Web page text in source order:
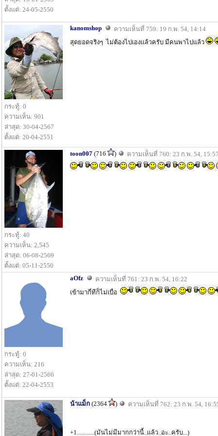
ตั้งแต่: 24-05-2550
กระทู้: 0
ความเห็น: 901
ล่าสุด: 30-04-2567
ตั้งแต่: 20-04-2551
kanomshop
ความเห็นที่ 759: 19 ก.พ. 54, 14:14
สุดยอดจริงๆ ไม่ต้องไปเองแล้วครับ มีคนพาไปแล้ว
กระทู้: 40
ความเห็น: 2,545
ล่าสุด: 06-08-2569
ตั้งแต่: 05-11-2550
toon007 (716 ) ความเห็นที่ 760: 23 ก.พ. 54,
กระทู้: 0
ความเห็น: 216
ล่าสุด: 27-01-2566
ตั้งแต่: 22-04-2553
aOfz
ความเห็นที่ 761: 23 ก.พ. 54, 16:22
เข้ามากี่ทีก็ไม่เบื่อ
น้าแม็ก (2364 ) ความเห็นที่ 762: 23 ก.พ. 54,
+1............(มันไม่มีมากกว่านี้..แล้ว..อะ..ครับ...)